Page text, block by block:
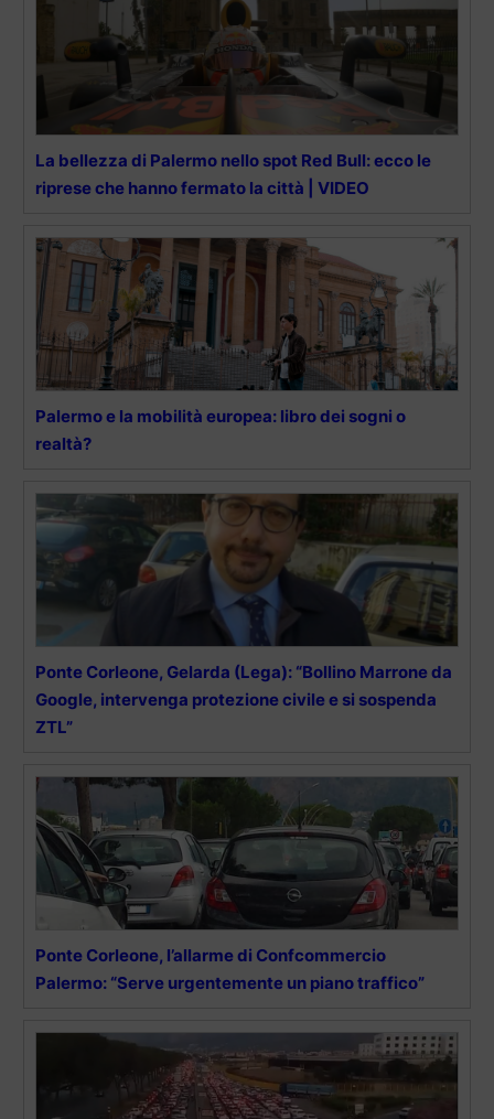
La bellezza di Palermo nello spot Red Bull: ecco le
riprese che hanno fermato la città | VIDEO
Palermo e la mobilità europea: libro dei sogni o
realtà?
Ponte Corleone, Gelarda (Lega): “Bollino Marrone da
Google, intervenga protezione civile e si sospenda
ZTL”
Ponte Corleone, l’allarme di Confcommercio
Palermo: “Serve urgentemente un piano traffico”